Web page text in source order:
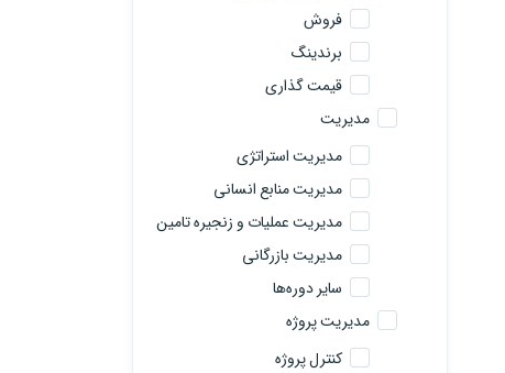
فروش
برندینگ
قیمت گذاری
مدیریت
مدیریت استراتژی
مدیریت منابع انسانی
مدیریت عملیات و زنجیره تامین
مدیریت بازرگانی
سایر دوره‌ها
مدیریت پروژه
کنترل پروژه